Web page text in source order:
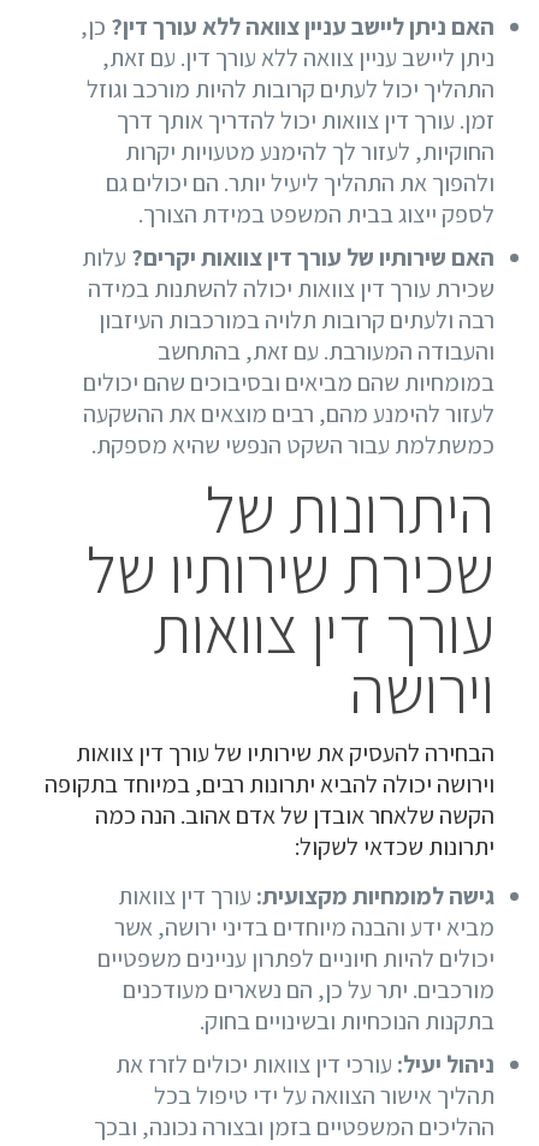
האם ניתן ליישב עניין צוואה ללא עורך דין? כן,
ניתן ליישב עניין צוואה ללא עורך דין. עם זאת,
התהליך יכול לעתים קרובות להיות מורכב וגוזל
זמן. עורך דין צוואות יכול להדריך אותך דרך
החוקיות, לעזור לך להימנע מטעויות יקרות
ולהפוך את התהליך ליעיל יותר. הם יכולים גם
לספק ייצוג בבית המשפט במידת הצורך.
האם שירותיו של עורך דין צוואות יקרים? עלות
שכירת עורך דין צוואות יכולה להשתנות במידה
רבה ולעתים קרובות תלויה במורכבות העיזבון
והעבודה המעורבת. עם זאת, בהתחשב
במומחיות שהם מביאים ובסיבוכים שהם יכולים
לעזור להימנע מהם, רבים מוצאים את ההשקעה
כמשתלמת עבור השקט הנפשי שהיא מספקת.
היתרונות של
שכירת שירותיו של
עורך דין צוואות
וירושה
הבחירה להעסיק את שירותיו של עורך דין צוואות
וירושה יכולה להביא יתרונות רבים, במיוחד בתקופה
הקשה שלאחר אובדן של אדם אהוב. הנה כמה
יתרונות שכדאי לשקול:
גישה למומחיות מקצועית: עורך דין צוואות
מביא ידע והבנה מיוחדים בדיני ירושה, אשר
יכולים להיות חיוניים לפתרון עניינים משפטיים
מורכבים. יתר על כן, הם נשארים מעודכנים
בתקנות הנוכחיות ובשינויים בחוק.
ניהול יעיל: עורכי דין צוואות יכולים לזרז את
תהליך אישור הצוואה על ידי טיפול בכל
ההליכים המשפטיים בזמן ובצורה נכונה, ובכך